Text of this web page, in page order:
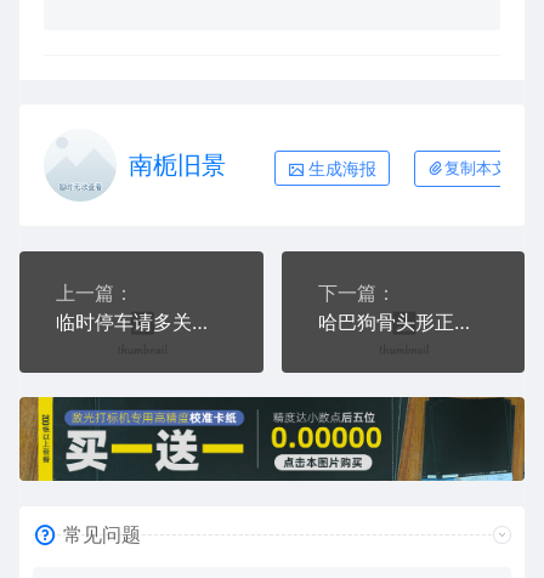
南栀旧景 生成海报 复制本文链接
上一篇：
临时停车请多关照停车牌EZD格式激光打标文件通用矢量图
下一篇：
哈巴狗骨头形正面狗牌AI8.0格式激光打标文件通用矢量图
常见问题